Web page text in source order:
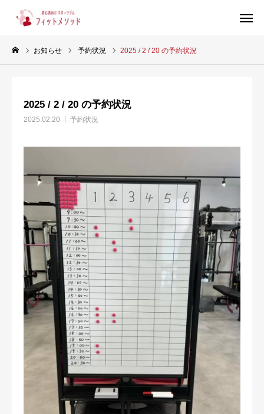
お知らせ 予約状況 2025 / 2 / 20 の予約状況
2025 / 2 / 20 の予約状況
2025.02.20 予約状況
当ジムについて
ブログ
店舗情報
お問い合わせ・ご予約
会則等
お知らせ